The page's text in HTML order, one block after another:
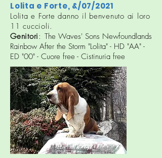
Lolita e Forte, &/07/2021
Lolita e Forte danno il benvenuto ai loro
11 cuccioli.
Genitori: The Waves' Sons Newfoundlands
Rainbow After the Storm "Lolita" - HD "AA" -
ED "00" - Cuore free - Cistinuria free